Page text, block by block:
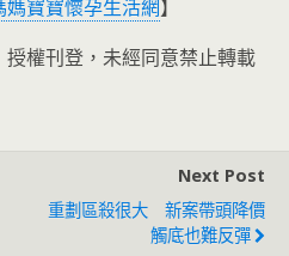
媽寶寶懷孕生活網】
權刊登，未經同意禁止轉載
Next Post
重劃區殺很大 新案帶頭降價
觸底也難反彈